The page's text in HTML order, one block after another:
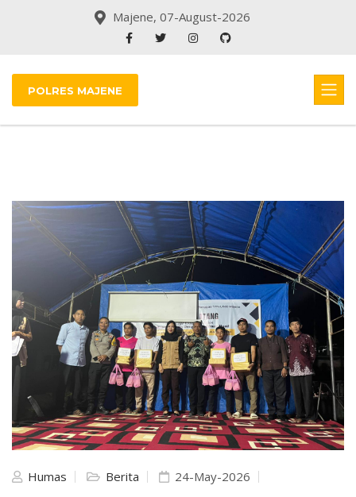
Majene, 07-August-2026
POLRES MAJENE
Humas Berita 24-May-2026